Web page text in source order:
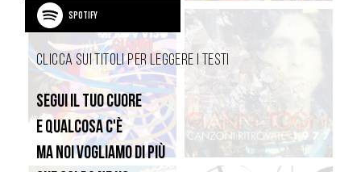
Spotify
Clicca sui titoli per leggere i testi
Segui il tuo cuore
E qualcosa c'è
Ma noi vogliamo di più